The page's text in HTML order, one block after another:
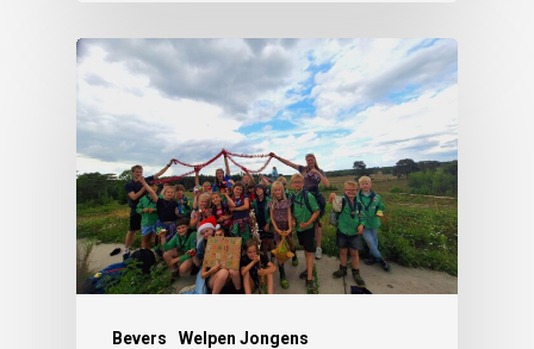
Bevers Welpen Jongens